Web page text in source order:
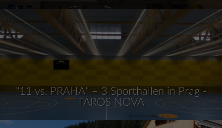
"11 vs. PRAHA" – 3 Sporthallen in Prag -
TAROS NOVA